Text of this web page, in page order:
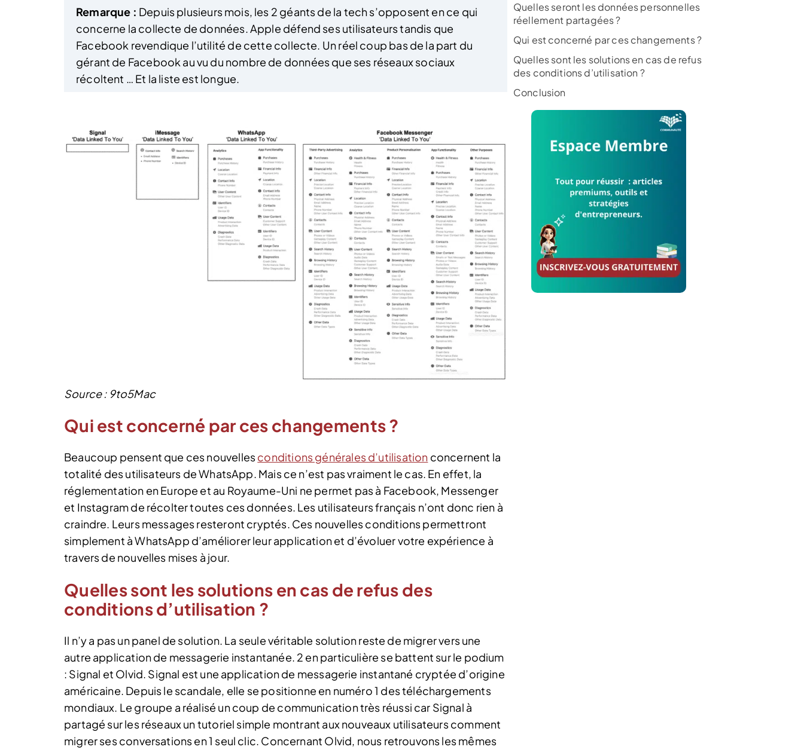
Remarque : Depuis plusieurs mois, les 2 géants de la tech s’opposent en ce qui
concerne la collecte de données. Apple défend ses utilisateurs tandis que
Facebook revendique l’utilité de cette collecte. Un réel coup bas de la part du
gérant de Facebook au vu du nombre de données que ses réseaux sociaux
récoltent … Et la liste est longue.
Source : 9to5Mac
Qui est concerné par ces changements ?
Beaucoup pensent que ces nouvellesconditions générales d’utilisation concernent la
totalité des utilisateurs de WhatsApp. Mais ce n’est pas vraiment le cas. En effet, la
réglementation en Europe et au Royaume-Uni ne permet pas à Facebook, Messenger
et Instagram de récolter toutes ces données. Les utilisateurs français n’ont donc rien à
craindre. Leurs messages resteront cryptés. Ces nouvelles conditions permettront
simplement à WhatsApp d’améliorer leur application et d’évoluer votre expérience à
travers de nouvelles mises à jour.
Quelles sont les solutions en cas de refus des
conditions d’utilisation ?
Il n’y a pas un panel de solution. La seule véritable solution reste de migrer vers une
autre application de messagerie instantanée. 2 en particulière se battent sur le podium
: Signal et Olvid. Signal est une application de messagerie instantané cryptée d’origine
américaine. Depuis le scandale, elle se positionne en numéro 1 des téléchargements
mondiaux. Le groupe a réalisé un coup de communication très réussi car Signal à
partagé sur les réseaux un tutoriel simple montrant aux nouveaux utilisateurs comment
migrer ses conversations en 1 seul clic. Concernant Olvid, nous retrouvons les mêmes
Quelles seront les données personnelles
réellement partagées ?
Qui est concerné par ces changements ?
Quelles sont les solutions en cas de refus
des conditions d’utilisation ?
Conclusion